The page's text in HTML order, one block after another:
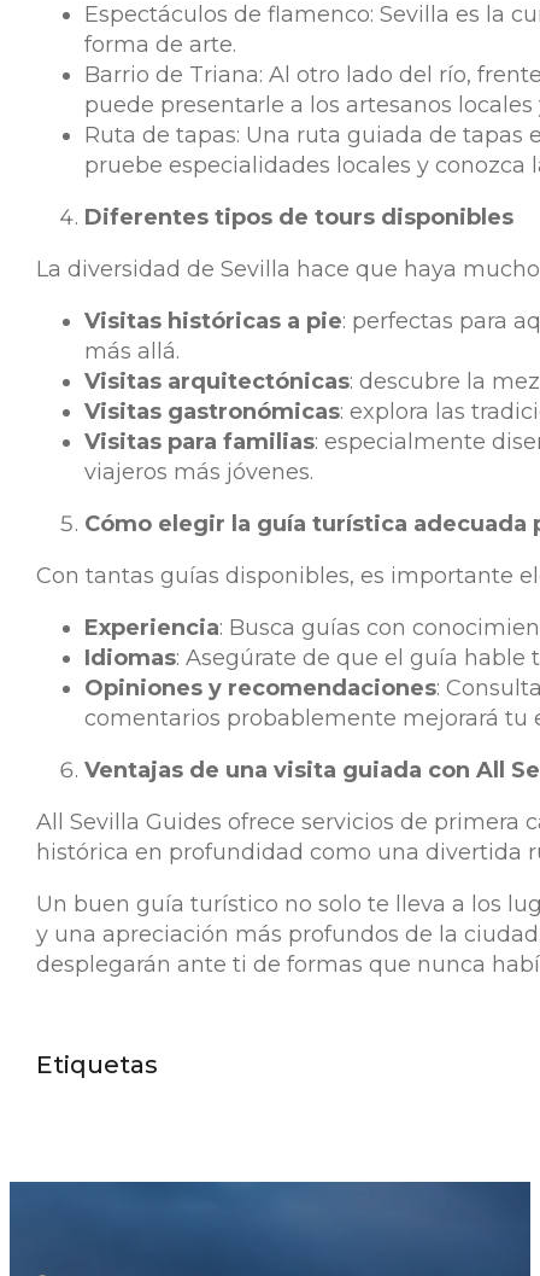
Espectáculos de flamenco: Sevilla es la
forma de arte.
Barrio de Triana: Al otro lado del río,
puede presentarle a los artesanos
Ruta de tapas: Una ruta guiada de tapas
pruebe especialidades locales y conozca
Diferentes tipos de tours disponibles
La diversidad de Sevilla hace que haya
Visitas históricas a pie: perfectas para
más allá.
Visitas arquitectónicas: descubre la
Visitas gastronómicas: explora las
Visitas para familias: especialmente
viajeros más jóvenes.
Cómo elegir la guía turística adecuada
Con tantas guías disponibles, es importante
Experiencia: Busca guías con
Idiomas: Asegúrate de que el guía
Opiniones y recomendaciones:
comentarios probablemente mejorará tu
Ventajas de una visita guiada con All
All Sevilla Guides ofrece servicios de primera
histórica en profundidad como una divertida
Un buen guía turístico no solo te lleva a los
y una apreciación más profundos de la
desplegarán ante ti de formas que nunca
Etiquetas